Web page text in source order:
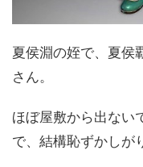
夏侯淵の姪で、夏侯
さん。
ほぼ屋敷から出ない
で、結構恥ずかしが